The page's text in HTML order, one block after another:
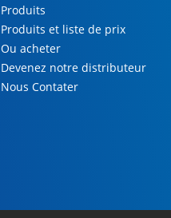
Produits
Produits et liste de prix
Ou acheter
Devenez notre distributeur
Nous Contater